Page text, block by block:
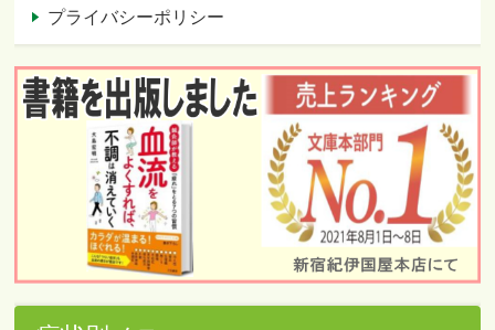
プライバシーポリシー